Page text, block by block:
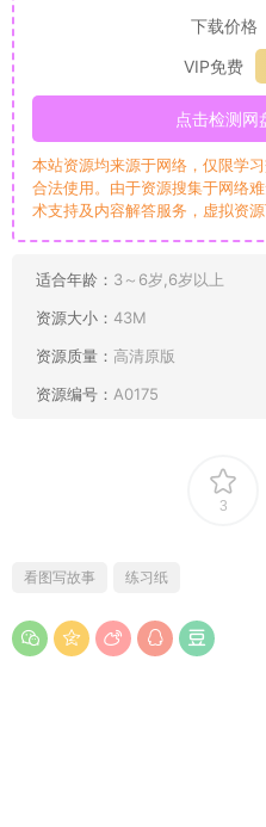
下载价格
VIP免费
点击检测网
本站资源均来源于网络，仅限学
合法使用。由于资源搜集于网络
术支持及内容解答服务，虚拟资
适合年龄： 3～6岁,6岁以上
资源大小： 43M
资源质量： 高清原版
资源编号： A0175
3
看图写故事 练习纸